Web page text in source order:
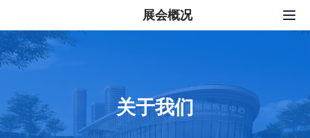
展会概况
展会服务
新闻中心
关于我们